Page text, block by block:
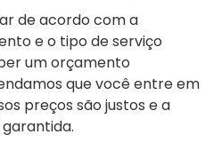
de acordo com a
e o tipo de serviço
um orçamento
que você entre em
preços são justos e a